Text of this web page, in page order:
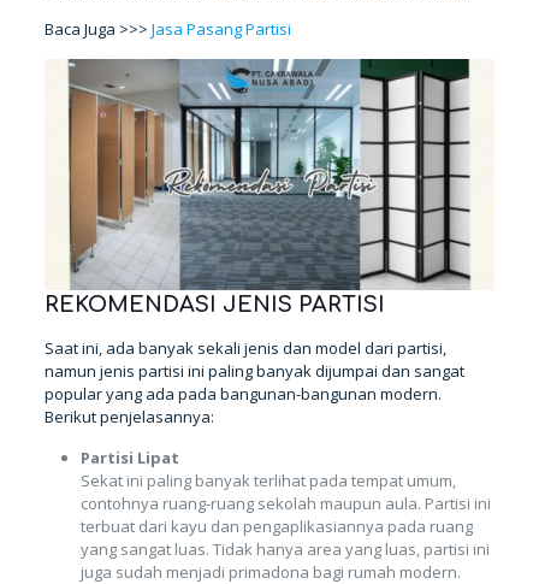
Baca Juga >>> Jasa Pasang Partisi
REKOMENDASI JENIS PARTISI
Saat ini, ada banyak sekali jenis dan model dari partisi,
namun jenis partisi ini paling banyak dijumpai dan sangat
popular yang ada pada bangunan-bangunan modern.
Berikut penjelasannya:
Partisi Lipat
Sekat ini paling banyak terlihat pada tempat umum,
contohnya ruang-ruang sekolah maupun aula. Partisi ini
terbuat dari kayu dan pengaplikasiannya pada ruang
yang sangat luas. Tidak hanya area yang luas, partisi ini
juga sudah menjadi primadona bagi rumah modern.